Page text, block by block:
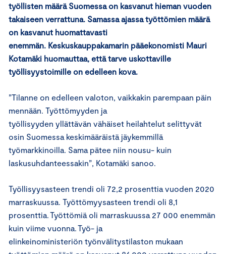
työllisten määrä Suomessa on kasvanut hieman vuoden
takaiseen verrattuna. Samassa ajassatyöttömien määrä
on kasvanut huomattavasti
enemmän. Keskuskauppakamarin pääekonomisti Mauri
Kotamäki huomauttaa, ettätarve uskottaville
työllisyystoimille on edelleen kova.
”Tilanne on edelleen valoton, vaikkakin parempaan päin
mennään. Työttömyyden ja
työllisyyden yllättävän vähäiset heilahtelut selittyvät
osin Suomessa keskimääräistä jäykemmillä
työmarkkinoilla. Sama pätee niin nousu- kuin
laskusuhdanteessakin”, Kotamäki sanoo.
Työllisyysasteen trendi oli 72,2 prosenttia vuoden 2020
marraskuussa. Työttömyysasteen trendi oli 8,1
prosenttia. Työttömiä oli marraskuussa 27 000 enemmän
kuin viime vuonna. Työ- ja
elinkeinoministeriön työnvälitystilaston mukaan